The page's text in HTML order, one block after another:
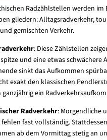
Radzählstellen werden im
gliedern: Alltagsradverkehr,
gemischten Verkehr.
: Diese Zählstellen
und eine etwas schwächere
sinkt das Aufkommen
exakt den klassischen
ganzjährig ein
Radverkehr: Morgendliche
fehlen fast vollständig.
ab dem Vormittag stetig an